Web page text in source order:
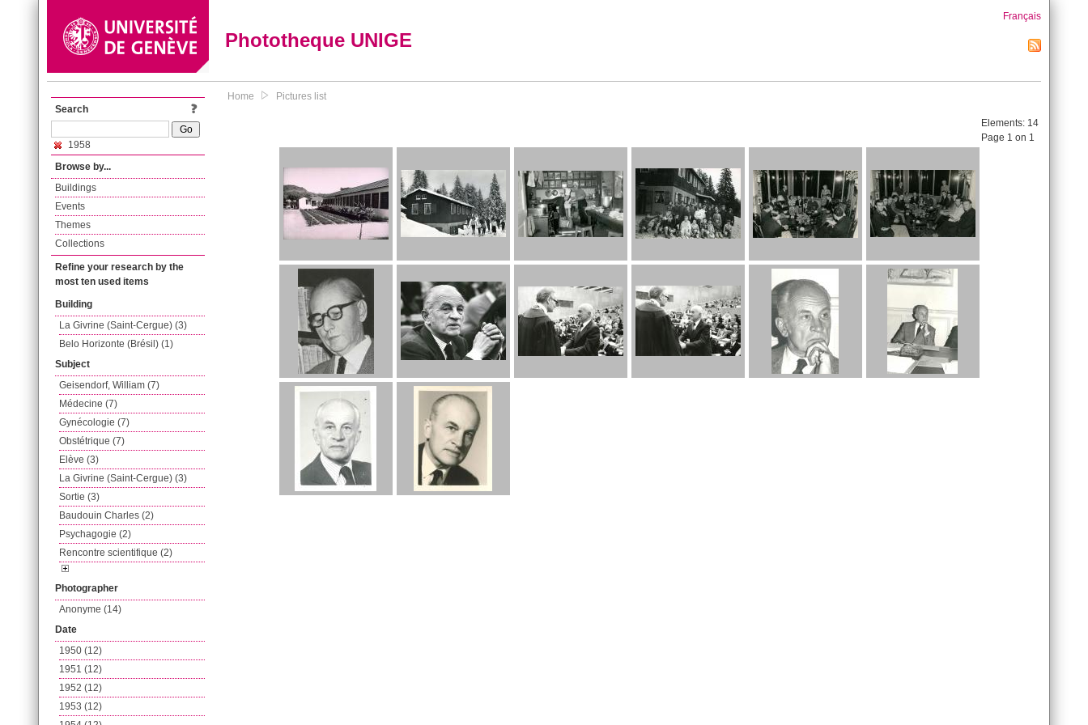
Phototheque UNIGE
Français
Search
1958
Browse by...
Buildings
Events
Themes
Collections
Refine your research by the
most ten used items
Building
La Givrine (Saint-Cergue) (3)
Belo Horizonte (Brésil) (1)
Subject
Geisendorf, William (7)
Médecine (7)
Gynécologie (7)
Obstétrique (7)
Elève (3)
La Givrine (Saint-Cergue) (3)
Sortie (3)
Baudouin Charles (2)
Psychagogie (2)
Rencontre scientifique (2)
Photographer
Anonyme (14)
Date
1950 (12)
1951 (12)
1952 (12)
1953 (12)
Home Pictures list
Elements: 14
Page 1 on 1